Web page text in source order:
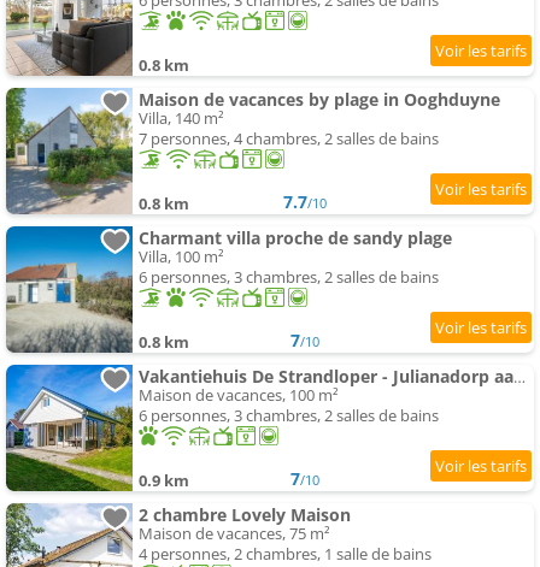
0.8 km
Maison de vacances by plage in Ooghduyne
Villa, 140 m²
7 personnes, 4 chambres, 2 salles de bains
0.8 km 7.7/10
Charmant villa proche de sandy plage
Villa, 100 m²
6 personnes, 3 chambres, 2 salles de bains
0.8 km 7/10
Vakantiehuis De Strandloper - Julianadorp aan Zee
Maison de vacances, 100 m²
6 personnes, 3 chambres, 2 salles de bains
0.9 km 7/10
2 chambre Lovely Maison
Maison de vacances, 75 m²
4 personnes, 2 chambres, 1 salle de bains